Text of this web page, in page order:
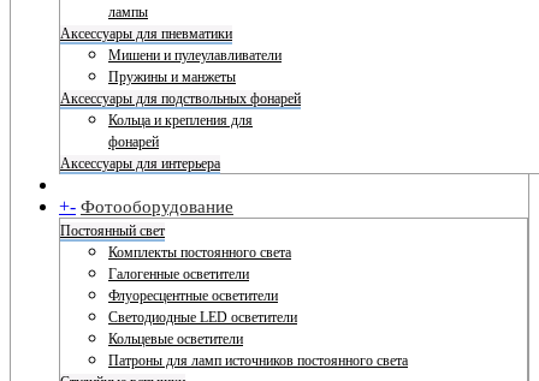
лампы
Аксессуары для пневматики
Мишени и пулеулавливатели
Пружины и манжеты
Аксессуары для подствольных фонарей
Кольца и крепления для
фонарей
Аксессуары для интерьера
+- Фотооборудование
Постоянный свет
Комплекты постоянного света
Галогенные осветители
Флуоресцентные осветители
Светодиодные LED осветители
Кольцевые осветители
Патроны для ламп источников постоянного света